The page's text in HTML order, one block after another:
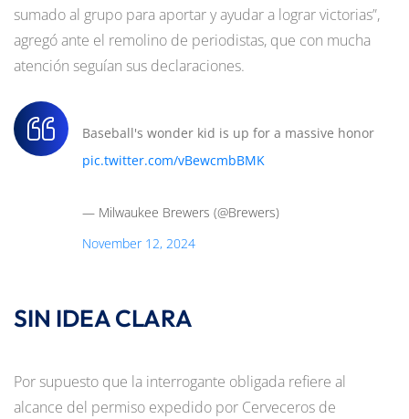
sumado al grupo para aportar y ayudar a lograr victorias”,
agregó ante el remolino de periodistas, que con mucha
atención seguían sus declaraciones.
Baseball's wonder kid is up for a massive honor
pic.twitter.com/vBewcmbBMK
— Milwaukee Brewers (@Brewers)
November 12, 2024
SIN IDEA CLARA
Por supuesto que la interrogante obligada refiere al
alcance del permiso expedido por Cerveceros de